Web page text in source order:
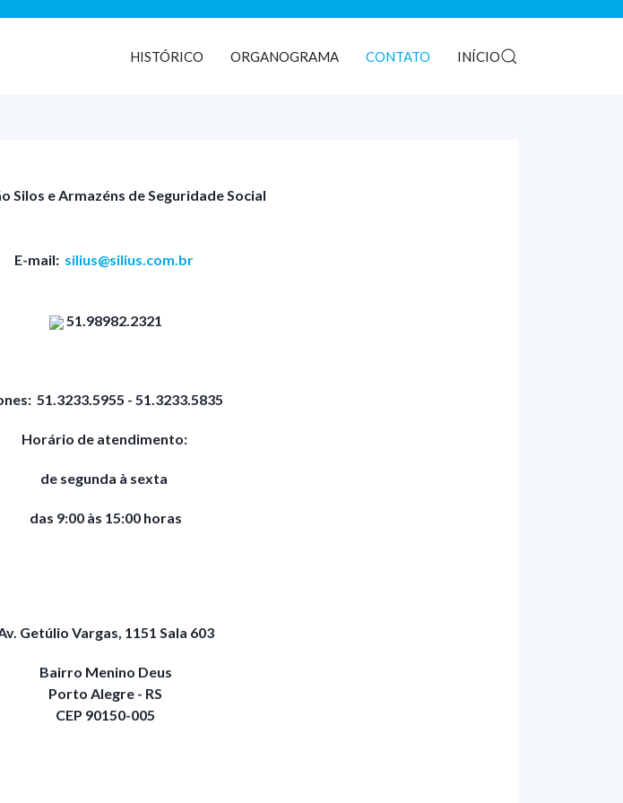
HISTÓRICO ORGANOGRAMA CONTATO INÍCIO
Silos e Armazéns de Seguridade Social
E-mail: silius@silius.com.br
51.98982.2321
51.3233.5955 - 51.3233.5835
Horário de atendimento:
de segunda à sexta
das 9:00 às 15:00 horas
Getúlio Vargas, 1151 Sala 603
Bairro Menino Deus
Porto Alegre - RS
CEP 90150-005